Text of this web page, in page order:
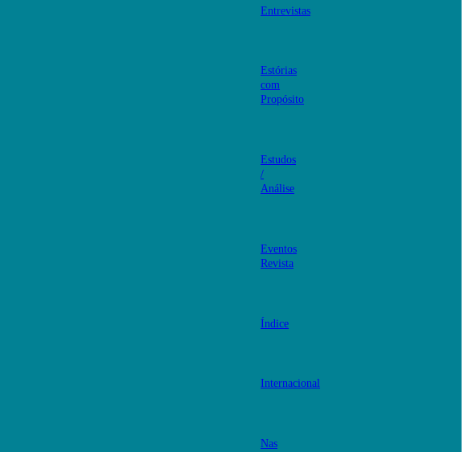
Entrevistas
Estórias
com
Propósito
Estudos
/
Análise
Eventos
Revista
Índice
Internacional
Nas